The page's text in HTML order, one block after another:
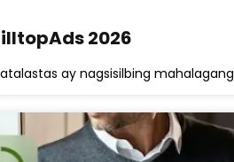
2026
ay nagsisilbing